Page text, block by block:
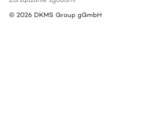
© 2026 DKMS Group gGmbH